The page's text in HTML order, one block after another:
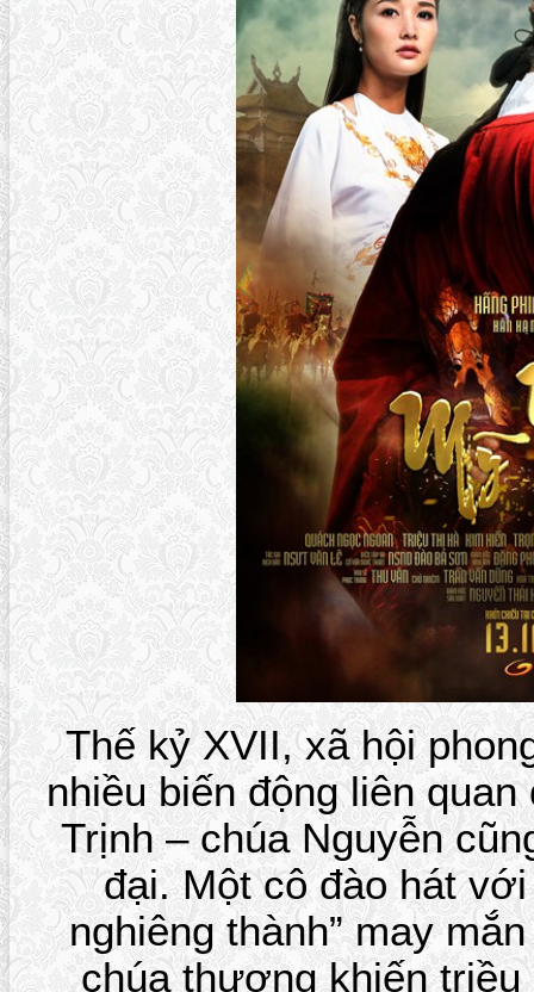
Thế kỷ XVII, xã hội
nhiều biến động liên
Trịnh – chúa Nguyễn
đại. Một cô đào hát
nghiêng thành” may
chúa thượng khiến